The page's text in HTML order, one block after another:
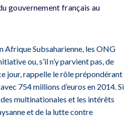
gouvernement français au
Afrique Subsaharienne, les ONG
ou, s’il n’y parvient pas, de
jour, rappelle le rôle prépondérant
754 millions d’euros en 2014. Si
multinationales et les intérêts
et de la lutte contre